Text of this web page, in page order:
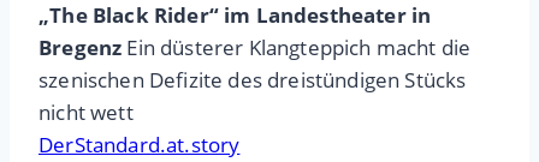
„The Black Rider“ im Landestheater in
Bregenz Ein düsterer Klangteppich macht die
szenischen Defizite des dreistündigen Stücks
nicht wett
DerStandard.at.story